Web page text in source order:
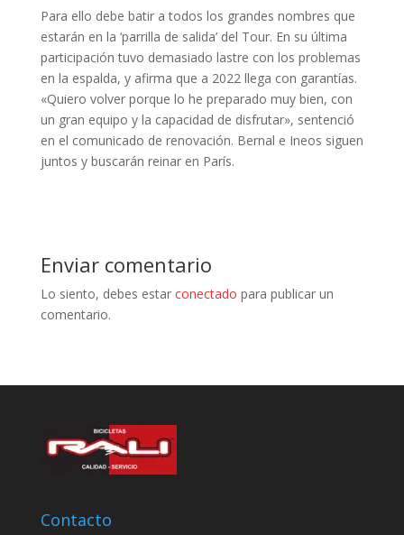
Para ello debe batir a todos los grandes nombres que
estarán en la ‘parrilla de salida’ del Tour. En su última
participación tuvo demasiado lastre con los problemas
en la espalda, y afirma que a 2022 llega con garantías.
«Quiero volver porque lo he preparado muy bien, con
un gran equipo y la capacidad de disfrutar», sentenció
en el comunicado de renovación. Bernal e Ineos siguen
juntos y buscarán reinar en París.
Enviar comentario
Lo siento, debes estar conectado para publicar un
comentario.
Contacto